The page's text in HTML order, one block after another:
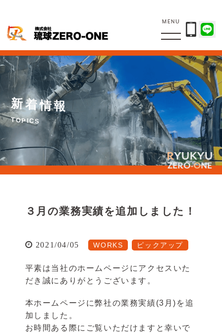
MENU
新着情報
TOPICS
３月の業務実績を追加しました！
2021/04/05 WORKS ピックアップ
平素は当社のホームページにアクセスいた
だき誠にありがとうございます。
本ホームページに弊社の業務実績(3月)を追
加しました。
お時間ある際にご覧いただけますと幸いで